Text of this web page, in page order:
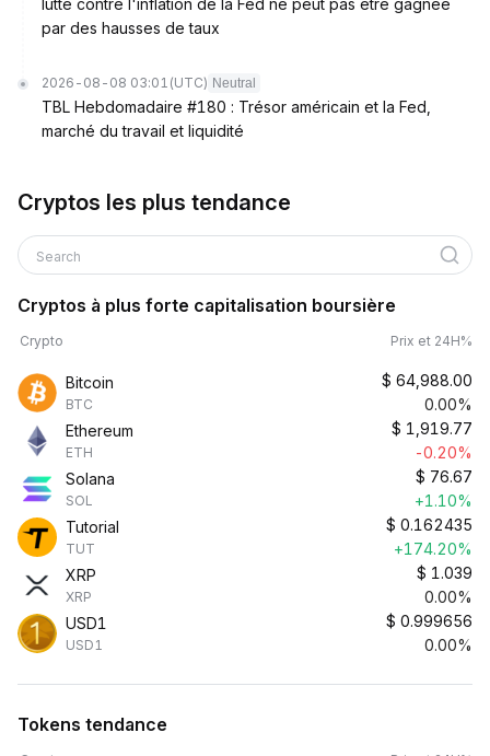
lutte contre l'inflation de la Fed ne peut pas être gagnée
par des hausses de taux
2026-08-08 03:01 (UTC) Neutral
TBL Hebdomadaire #180 : Trésor américain et la Fed,
marché du travail et liquidité
Cryptos les plus tendance
Search
Cryptos à plus forte capitalisation boursière
Crypto Prix et 24H%
Bitcoin
BTC
$ 64,988.00
0.00%
Ethereum
ETH
$ 1,919.77
-0.20%
Solana
SOL
$ 76.67
+1.10%
Tutorial
TUT
$ 0.162435
+174.20%
XRP
XRP
$ 1.039
0.00%
USD1
USD1
$ 0.999656
0.00%
Tokens tendance